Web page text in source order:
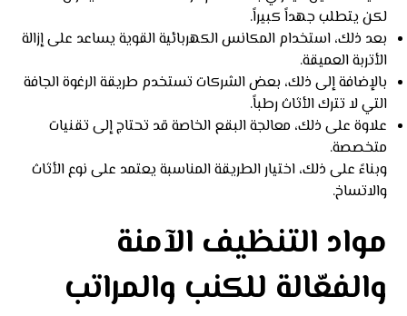
لكن يتطلب جهداً كبيراً.
بعد ذلك، استخدام المكانس الكهربائية القوية يساعد على إزالة
الأتربة العميقة.
بالإضافة إلى ذلك، بعض الشركات تستخدم طريقة الرغوة الجافة
التي لا تترك الأثاث رطباً.
علاوة على ذلك، معالجة البقع الخاصة قد تحتاج إلى تقنيات
متخصصة.
وبناءً على ذلك، اختيار الطريقة المناسبة يعتمد على نوع الأثاث
والاتساخ.
مواد التنظيف الآمنة
والفعّالة للكنب والمراتب